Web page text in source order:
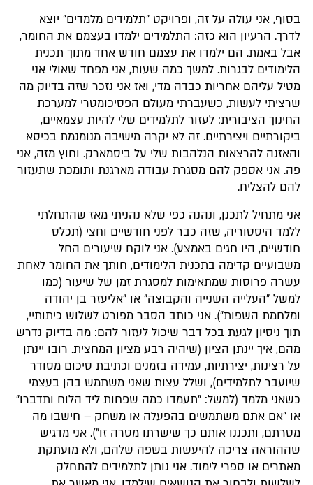
בסוף, אני עולה על זה, ופרויקט "תלמידים מלמדים" יוצא
לדרך. הרעיון הוא כזה: התלמידים ילמדו בעצמם את החומר,
אבל באמת. הם ילמדו את עצמם חודש אחד מתוך תכנית
הלימודים לבגרות. למשך כמה שעות, אני מפחד שאולי אני
מטיל עליהם אחריות כבדה מדי, ואז אני נזכר שזה בדיוק מה
שרציתי לעשות, כשעברתי מעולם הפסיכומטרי למערכת
החינוך הציבורית: לעזור לתלמידים שלי להיות עצמאיים,
ביקורתיים ויצירתיים. זה לא יקרה מישיבה מנומנמת בכיסא
והאזנה להרצאות הנלהבות שלי על ביסמארק. וחוץ מזה, אני
פה. אני אספק להם מסגרת עבודה מארגנת ותומכת שתעזור
להם להצליח.
אני מתחיל לתכנן, ונהנה כפי שלא נהניתי מאז שהתחלתי
ללמד היסטוריה, שזה כבר לפני חודשיים וחצי (תכלס
חודשיים, היו חגים באמצע). אני לוקח שיעורים החל
משבועיים קדימה בתכנית הלימודים, חותך את החומר לאחת
עשרה פרוסות שמתאימות למסגרת זמן של שיעור (כמו
למשל "העלייה השנייה והקבוצה" או "אליעזר בן יהודה
ומלחמת השפות"). אני כותב הסבר מפורט לשלוש כיתותיי,
תוך ניסיון לגעת בכל דבר שיכול לעזור להם: מה בדיוק נדרש
מהם, איך יינתן הציון (שיהיה רבע מציון המחצית. רובו יינתן
על רצינות, יצירתיות, עמידה בזמנים וכתיבת סיכום מסודר
שיועבר לתלמידים), ושלל עצות שאני משתמש בהן בעצמי
כשאני מלמד (למשל: "תעמדו כמה שפחות ליד הלוח ותדברו"
או "אם אתם משתמשים בהפעלה או משחק – חישבו מה
מטרתם, ותכננו אותם כך שישרתו מטרה זו"). אני מדגיש
שההוראה צריכה להיעשות בשפה שלהם, ולא מועתקת
מאתרים או ספרי לימוד. אני נותן לתלמידים להתחלק